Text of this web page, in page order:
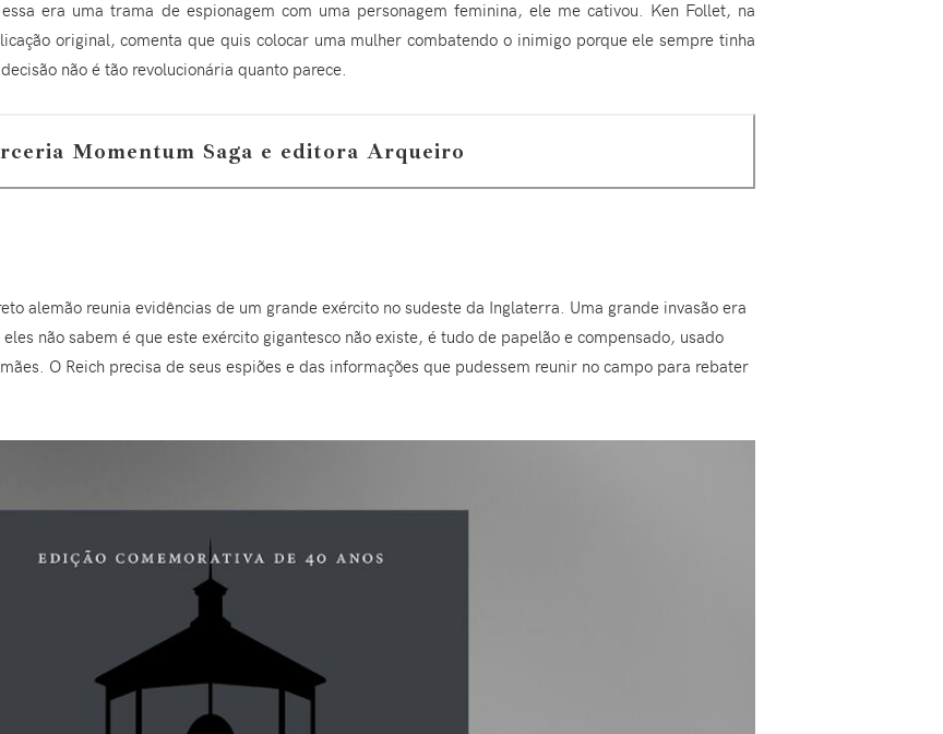
era uma trama de espionagem com uma personagem feminina, ele me cativou. Ken Follet, na
original, comenta que quis colocar uma mulher combatendo o inimigo porque ele sempre tinha
não é tão revolucionária quanto parece.
Momentum Saga e editora Arqueiro
alemão reunia evidências de um grande exército no sudeste da Inglaterra. Uma grande invasão era
não sabem é que este exército gigantesco não existe, é tudo de papelão e compensado, usado
O Reich precisa de seus espiões e das informações que pudessem reunir no campo para rebater